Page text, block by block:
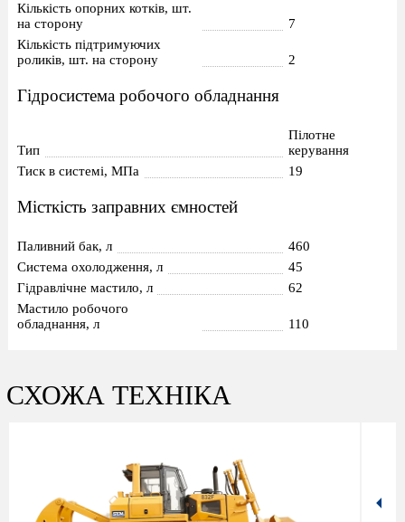
Кількість опорних котків, шт.
на сторону
7
Кількість підтримуючих
роликів, шт. на сторону
2
Гідросистема робочого обладнання
Тип
Пілотне
керування
Тиск в системі, МПа
19
Місткість заправних ємностей
Паливний бак, л
460
Система охолодження, л
45
Гідравлічне мастило, л
62
Мастило робочого
обладнання, л
110
СХОЖА ТЕХНІКА